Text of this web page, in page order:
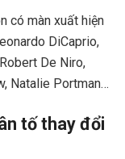
có màn xuất hiện
DiCaprio,
De Niro,
Natalie Portman…
tố thay đổi